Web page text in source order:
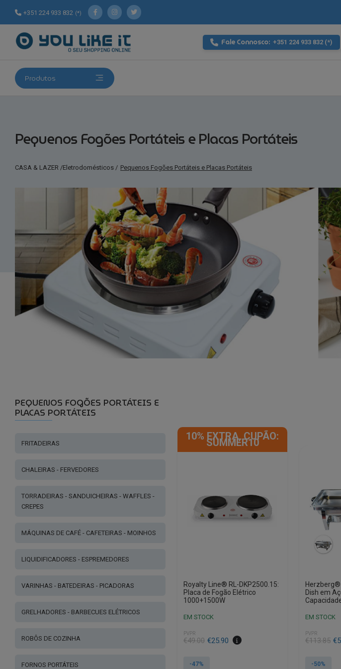
+351 224 933 832 (*)
Fale Connosco: +351 224 933 832 (*)
Produtos
Pequenos Fogões Portáteis e Placas Portáteis
CASA & LAZER /Eletrodomésticos / Pequenos Fogões Portáteis e Placas Portáteis
10% EXTRA, CUPÃO:
SUMMER10
Royalty Line® RL-DKP2500.15:
Placa de Fogão Elétrico
1000+1500W
EM STOCK
PVPR
€49.00
O
original
€25.90
O
atual
-47%
Herzberg®
Dish em
EM STOCK
PVPR
€113.85
O
original
€
O
atual
-50%
PEQUENOS FOGÕES PORTÁTEIS E
PLACAS PORTÁTEIS
FRITADEIRAS
CHALEIRAS - FERVEDORES
TORRADEIRAS - SANDUICHEIRAS - WAFFLES -
CREPES
MÁQUINAS DE CAFÉ - CAFETEIRAS - MOINHOS
LIQUIDIFICADORES - ESPREMEDORES
VARINHAS - BATEDEIRAS - PICADORAS
GRELHADORES - BARBECUES ELÉTRICOS
ROBÔS DE COZINHA
FORNOS PORTÁTEIS